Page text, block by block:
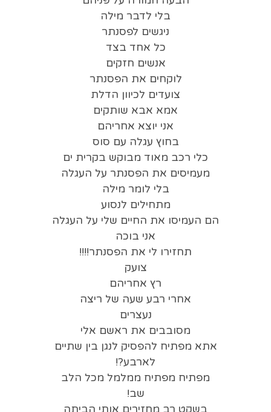
בלי לדבר מילה
ניגשים לפסנתר
כל אחד בצד
אנשים חזקים
לוקחים את הפסנתר
צועדים לכיוון הדלת
אמא אבא שותקים
אני יוצא אחריהם
בחוץ עגלה עם סוס
כלי רכב מאוד מבוקש בקרית ים
מעמיסים את הפסנתר על העגלה
בלי לומר מילה
מתחילים לנסוע
הם העמיסו את החיים שלי על העגלה
אני בוכה
תחזירו לי את הפסנתר!!!!
צועק
רץ אחריהם
אחרי רבע שעה של ריצה
נעצרים
מסובבים את ראשם אלי
אתא מפתיח להפסיק לנגן בין שתיים
לארבע?!
מפתיח מפתיח ממלמל מכל הלב
שב!
בשקט רב מחזירים אותי הביתה